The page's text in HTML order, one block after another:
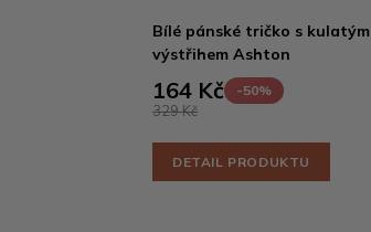
Bílé pánské tričko s kulatým
výstřihem Ashton
164 Kč -50%
329 Kč
DETAIL PRODUKTU